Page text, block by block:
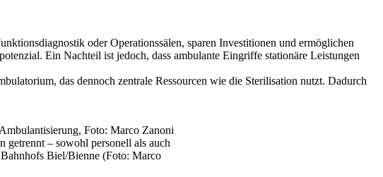
oder Operationssälen, sparen Investitionen und ermöglichen
Ein Nachteil ist jedoch, dass ambulante Eingriffe stationäre Leistungen
das dennoch zentrale Ressourcen wie die Sterilisation nutzt. Dadurch
getrennt – sowohl personell als auch
Biel/Bienne (Foto: Marco